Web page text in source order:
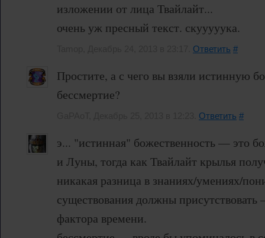
изложении от лица Твайлайт...
очень уж пресный текст. скууууука.
Ответить #
Простите, а с чего вы взяли истинную
бессмертие?
Ответить #
э... "истинная" божественность — это
и Луны, тогда как Твайлайт крылья
никакая разница в знаниях/умениях/
существования должны
фактора времени.